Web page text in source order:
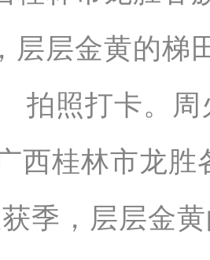
层层金黄的梯
拍照打卡。